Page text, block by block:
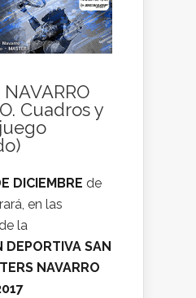
Cuadros y
DICIEMBRE de
en las
la
DEPORTIVA SAN
NAVARRO